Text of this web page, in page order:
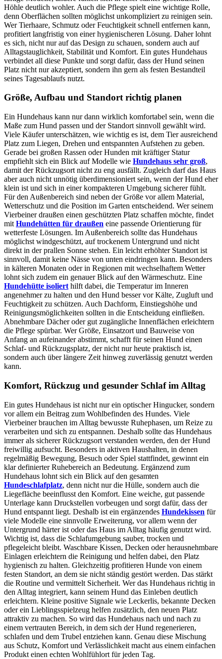
Höhle deutlich wohler. Auch die Pflege spielt eine wichtige Rolle,
denn Oberflächen sollten möglichst unkompliziert zu reinigen sein.
Wer Tierhaare, Schmutz oder Feuchtigkeit schnell entfernen kann,
profitiert langfristig von einer hygienischeren Lösung. Daher lohnt
es sich, nicht nur auf das Design zu schauen, sondern auch auf
Alltagstauglichkeit, Stabilität und Komfort. Ein gutes Hundehaus
verbindet all diese Punkte und sorgt dafür, dass der Hund seinen
Platz nicht nur akzeptiert, sondern ihn gern als festen Bestandteil
seines Tagesablaufs nutzt.
Größe, Aufbau und Standort richtig planen
Ein Hundehaus kann nur dann wirklich komfortabel sein, wenn die
Maße zum Hund passen und der Standort sinnvoll gewählt wird.
Viele Käufer unterschätzen, wie wichtig es ist, dem Tier ausreichend
Platz zum Liegen, Drehen und entspannten Aufstehen zu geben.
Gerade bei großen Rassen oder Hunden mit kräftiger Statur
empfiehlt sich ein Blick auf Modelle wie Hundehaus sehr groß,
damit der Rückzugsort nicht zu eng ausfällt. Zugleich darf das Haus
aber auch nicht unnötig überdimensioniert sein, wenn der Hund eher
klein ist und sich in einer kompakteren Umgebung sicherer fühlt.
Für den Außenbereich sind neben der Größe vor allem Material,
Wetterschutz und die Position im Garten entscheidend. Wer seinem
Vierbeiner draußen einen geschützten Platz schaffen möchte, findet
mit Hundehütten für draußen eine passende Orientierung für
wetterfeste Lösungen. Im Außenbereich sollte das Hundehaus
möglichst windgeschützt, auf trockenem Untergrund und nicht
direkt in der prallen Sonne stehen. Ein leicht erhöhter Standort ist
sinnvoll, damit keine Nässe von unten eindringen kann. Besonders
in kälteren Monaten oder in Regionen mit wechselhaftem Wetter
lohnt sich zudem ein genauer Blick auf den Wärmeschutz. Eine
Hundehütte isoliert hilft dabei, die Temperatur im Inneren
angenehmer zu halten und den Hund besser vor Kälte, Zugluft und
Feuchtigkeit zu schützen. Auch Dachform, Einstiegshöhe und
Reinigungsmöglichkeiten sollten in die Entscheidung einfließen.
Abnehmbare Dächer oder gut zugängliche Innenflächen erleichtern
die Pflege spürbar. Wer Größe, Einsatzort und Bauweise von
Anfang an aufeinander abstimmt, schafft für seinen Hund einen
Schlaf- und Rückzugsplatz, der nicht nur heute praktisch ist,
sondern auch über längere Zeit hinweg zuverlässig genutzt werden
kann.
Komfort, Rückzug und gesunder Schlaf im Alltag
Ein gutes Hundehaus ist nicht nur ein optischer Hingucker, sondern
vor allem ein Beitrag zum Wohlbefinden des Hundes. Viele
Vierbeiner brauchen im Alltag bewusste Ruhephasen, um Reize zu
verarbeiten und sich zu entspannen. Deshalb sollte das Hundehaus
immer als sicherer Rückzugsort verstanden werden, den der Hund
freiwillig aufsucht. Besonders in aktiven Haushalten, in denen
regelmäßig Bewegung, Besuch oder Spiel stattfindet, gewinnt ein
klar definierter Ruhebereich an Bedeutung. Ergänzend zum
Hundehaus lohnt sich ein Blick auf den gesamten
Hundeschlafplatz, denn nicht nur die Hülle, sondern auch die
Liegefläche beeinflusst den Komfort. Eine weiche, gut passende
Unterlage kann Druckstellen vorbeugen und sorgt dafür, dass der
Hund entspannt liegt. Deshalb ist ein ergänzendes Hundekissen für
viele Modelle eine sinnvolle Erweiterung, vor allem wenn der
Untergrund härter ist oder das Haus im Alltag häufig genutzt wird.
Wichtig ist, dass die Schlafumgebung sauber, trocken und
pflegeleicht bleibt. Waschbare Kissen, Decken oder herausnehmbare
Einlagen erleichtern die Reinigung und helfen dabei, den Platz
hygienisch zu halten. Gleichzeitig profitieren Hunde von einem
festen Standort, an dem sie nicht ständig gestört werden. Das stärkt
die Routine und vermittelt Sicherheit. Wer das Hundehaus richtig in
den Alltag integriert, kann seinem Hund das Einleben deutlich
erleichtern. Kleine positive Signale wie Leckerlis, bekannte Decken
oder ein Lieblingsspielzeug helfen zusätzlich, den neuen Platz
attraktiv zu machen. So wird das Hundehaus nach und nach zu
einem vertrauten Bereich, in dem sich der Hund regenerieren,
schlafen und dem Trubel entziehen kann. Genau diese Mischung
aus Schutz, Komfort und Verlässlichkeit macht aus einem einfachen
Produkt einen echten Wohlfühlort für jeden Tag.